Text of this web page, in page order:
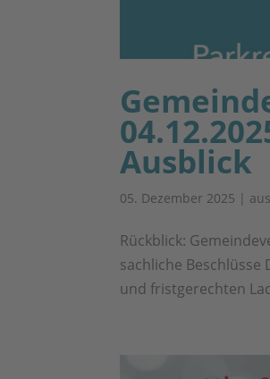
Ausblick
05. Dezember 2025 |
Rückblick:
sachliche
und fristgerechten